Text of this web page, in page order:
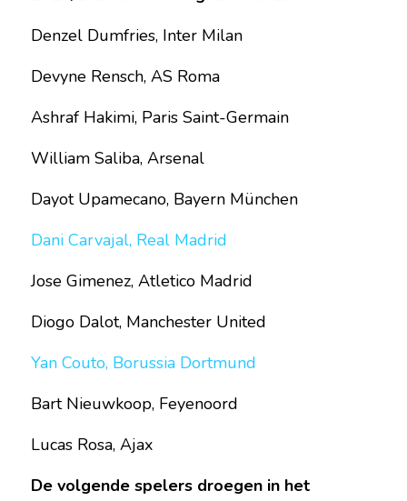
Denzel Dumfries, Inter Milan
Devyne Rensch, AS Roma
Ashraf Hakimi, Paris Saint-Germain
William Saliba, Arsenal
Dayot Upamecano, Bayern München
Dani Carvajal, Real Madrid
Jose Gimenez, Atletico Madrid
Diogo Dalot, Manchester United
Yan Couto, Borussia Dortmund
Bart Nieuwkoop, Feyenoord
Lucas Rosa, Ajax
De volgende spelers droegen in het